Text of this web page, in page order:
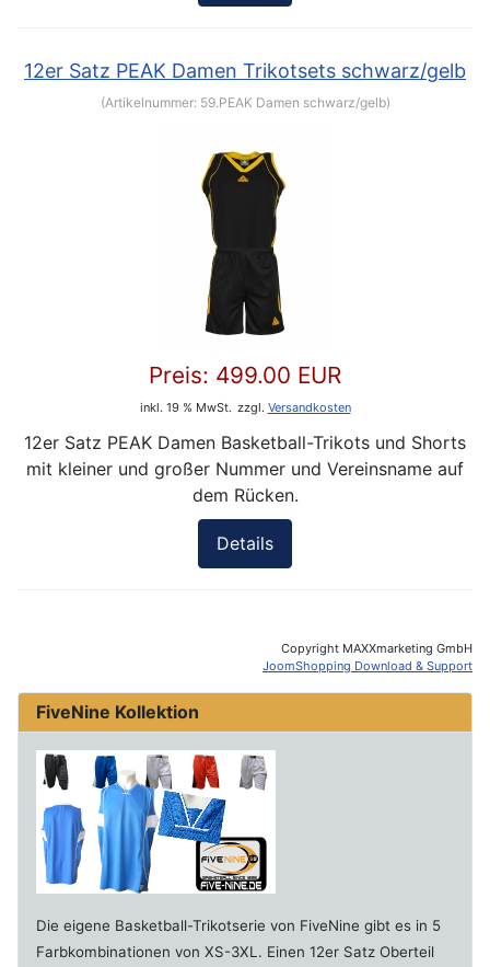
12er Satz PEAK Damen Trikotsets schwarz/gelb
(Artikelnummer: 59.PEAK Damen schwarz/gelb)
Preis: 499.00 EUR
inkl. 19 % MwSt. zzgl. Versandkosten
12er Satz PEAK Damen Basketball-Trikots und Shorts
mit kleiner und großer Nummer und Vereinsname auf
dem Rücken.
Details
Copyright MAXXmarketing GmbH
JoomShopping Download & Support
FiveNine Kollektion
Die eigene Basketball-Trikotserie von FiveNine gibt es in 5
Farbkombinationen von XS-3XL. Einen 12er Satz Oberteil